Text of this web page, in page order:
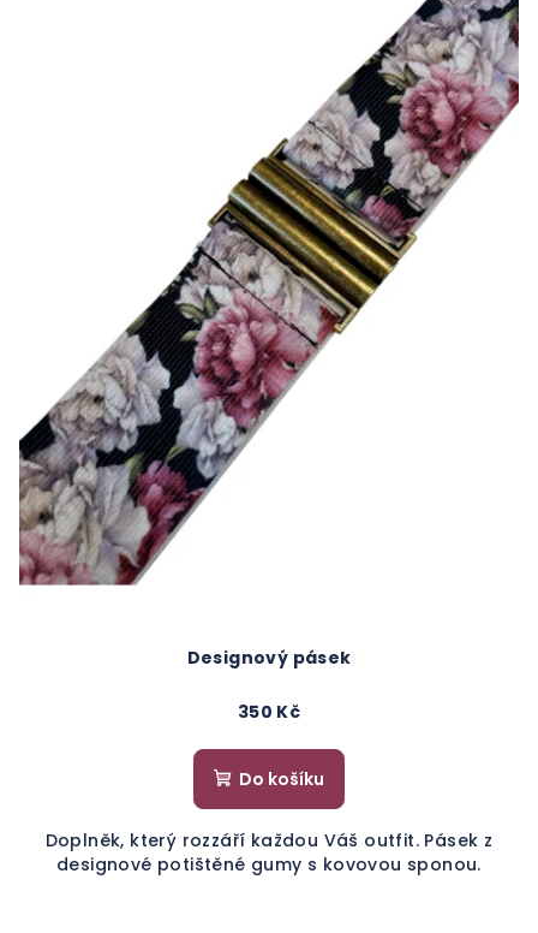
Designový pásek
350 Kč
Do košíku
Doplněk, který rozzáří každou Váš outfit. Pásek z
designové potištěné gumy s kovovou sponou.